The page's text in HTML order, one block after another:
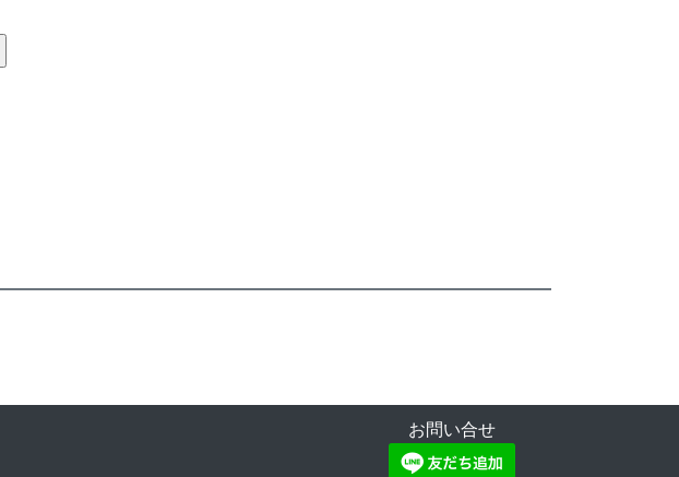
お問い合せ